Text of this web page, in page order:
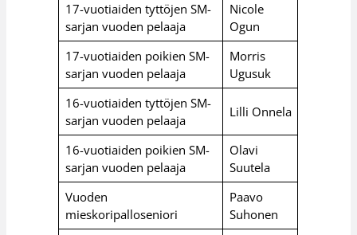
17-vuotiaiden tyttöjen SM-
sarjan vuoden pelaaja
Nicole
Ogun
17-vuotiaiden poikien SM-
sarjan vuoden pelaaja
Morris
Ugusuk
16-vuotiaiden tyttöjen SM-
sarjan vuoden pelaaja
Lilli Onnela
16-vuotiaiden poikien SM-
sarjan vuoden pelaaja
Olavi
Suutela
Vuoden
mieskoripalloseniori
Paavo
Suhonen